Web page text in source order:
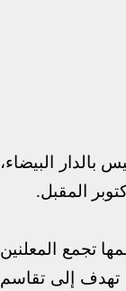
البيضاء،
المقبل.
تجمع المعلنين
تهدف إلى تقاسم